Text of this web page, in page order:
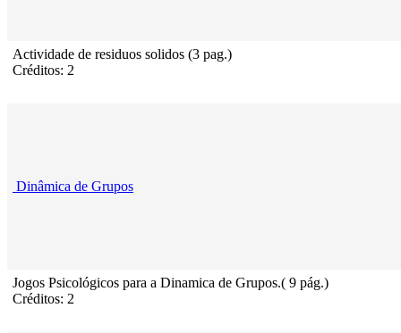
Actividade de residuos solidos (3 pag.)
Créditos: 2
Dinâmica de Grupos
Jogos Psicológicos para a Dinamica de Grupos.( 9 pág.)
Créditos: 2